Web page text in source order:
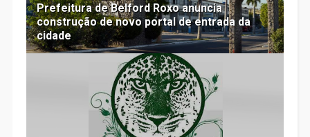
Prefeitura de Belford Roxo anuncia
construção de novo portal de entrada da
cidade